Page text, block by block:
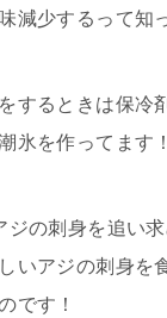
減少するって知
するときは保冷
氷を作ってます！
ジの刺身を追い
いアジの刺身を
です！